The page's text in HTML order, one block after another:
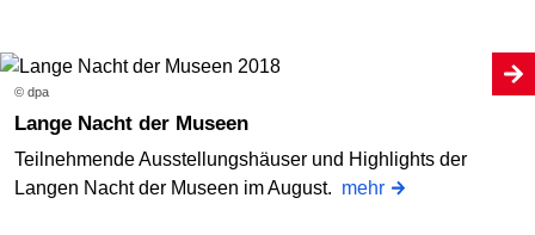
© dpa
Lange Nacht der Museen
Teilnehmende Ausstellungshäuser und Highlights der
Langen Nacht der Museen im August. mehr